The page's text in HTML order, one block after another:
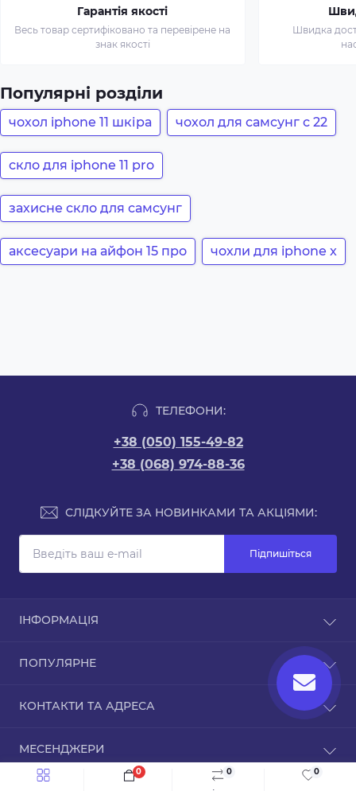
0 0
0
Гарантія якості
Весь товар сертифіковано та перевірене на
знак якості
Швидка
Популярні розділи
чохол iphone 11 шкіра чохол для самсунг с 22
скло для iphone 11 pro
захисне скло для самсунг
аксесуари на айфон 15 про чохли для iphone x
ТЕЛЕФОНИ:
+38 (050) 155-49-82
+38 (068) 974-88-36
СЛІДКУЙТЕ ЗА НОВИНКАМИ ТА АКЦІЯМИ:
Підпишіться
ІНФОРМАЦІЯ
Про магазин
Повернення товару
Виробники
Акції
ПОПУЛЯРНЕ
КОНТАКТИ ТА АДРЕСА
Дніпропетровська область, 49000
info@inmobi.com.ua
МЕСЕНДЖЕРИ
Telegram